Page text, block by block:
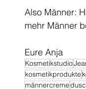
Also Männer:
mehr Männer
Eure Anja
Kosmetikstudio
kosmetikprodukte
männercreme